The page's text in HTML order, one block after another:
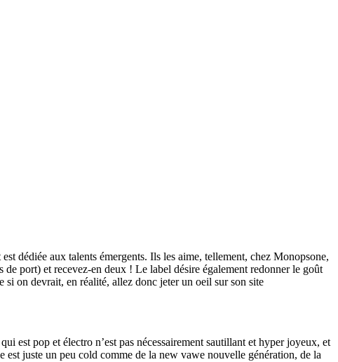
aux talents émergents. Ils les aime, tellement, chez Monopsone,
port) et recevez-en deux ! Le label désire également redonner le goût
si on devrait, en réalité, allez donc jeter un oeil sur son site
pop et électro n’est pas nécessairement sautillant et hyper joyeux, et
est juste un peu cold comme de la new vawe nouvelle génération, de la